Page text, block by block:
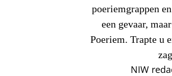
poeriemgrappen
een gevaar,
Poeriem. Trapte u
NIW